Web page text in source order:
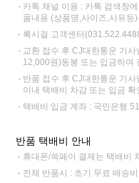
카톡 채널 이용 : 카톡 검색창
품내용 (상품명,사이즈,사유등
록시걸 고객센터
교환 접수 후 CJ대한통운 기
12,000원)동봉 또는 입금하여
반품 접수 후 CJ대한통운 기
이내 택배비 차감 또는 입금 확
택배비 입금 계좌 : 국민은행
반품 택배비 안내
휴대폰/쓱페이 결제는 택배비
전체 반품시 : 초기 무료 배송